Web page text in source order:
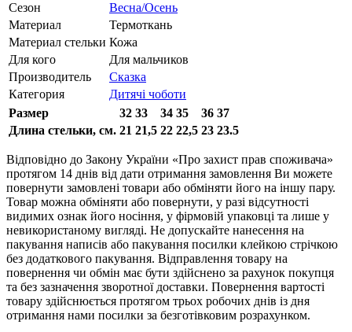
Сезон
Весна/Осень
Материал
Термоткань
Материал стельки Кожа
Для кого
Для мальчиков
Производитель
Сказка
Категория
Дитячі чоботи
Размер
32 33 34 35 36 37
Длина стельки, см. 21 21,5 22 22,5 23 23.5
Відповідно до Закону України «Про захист прав споживача»
протягом 14 днів від дати отримання замовлення Ви можете
повернути замовлені товари або обміняти його на іншу пару.
Товар можна обміняти або повернути, у разі відсутності
видимих ​​ознак його носіння, у фірмовій упаковці та лише у
невикористаному вигляді. Не допускайте нанесення на
пакування написів або пакування посилки клейкою стрічкою
без додаткового пакування. Відправлення товару на
повернення чи обмін має бути здійснено за рахунок покупця
та без зазначення зворотної доставки. Повернення вартості
товару здійснюється протягом трьох робочих днів із дня
отримання нами посилки за безготівковим розрахунком.